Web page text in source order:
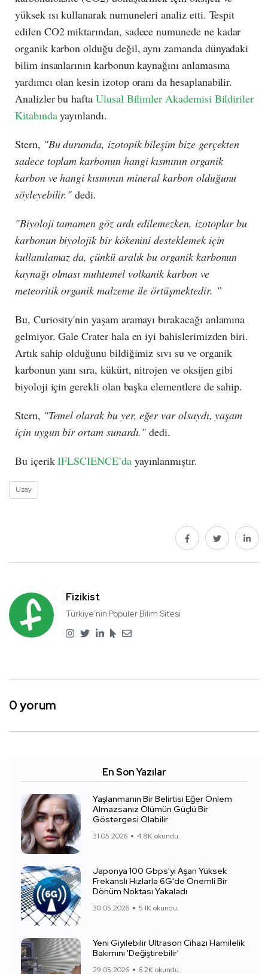
yüksek ısı kullanarak numuneleri analiz etti. Tespit
edilen CO2miktarından, sadece numunede ne kadar
organik karbon olduğu değil, aynı zamanda dünyadaki
bilim insanlarının karbonun kaynağını anlamasına
yardımcı olan kesin izotop oranı da hesaplanabilir.
Analizler bu hafta Ulusal Bilimler Akademisi Bildiriler
Kitabındayayınlandı.
Stern, "Bu durumda, izotopik bileşim bize gerçekten
sadece toplam karbonun hangi kısmının organik
karbon ve hangi kısmının mineral karbon olduğunu
söyleyebilir."dedi.
"Biyoloji tamamen göz ardı edilemezken, izotoplar bu
karbonun biyolojik bir kökenini desteklemek için
kullanılamaz da, çünkü aralık bu organik karbonun
kaynağı olması muhtemel volkanik karbon ve
meteoritik organik malzeme ile örtüşmektedir. ”
Bu, Curiosity'nin yaşam aramayı bırakacağı anlamına
gelmiyor. Gale Crater hala en iyi bahislerimizden biri.
Artık sahip olduğunu bildiğimiz sıvı su ve organik
karbonun yanı sıra, kükürt, nitrojen ve oksijen gibi
biyoloji için gerekli olan başka elementlere de sahip.
Stern, "Temel olarak bu yer, eğer var olsaydı, yaşam
için uygun bir ortam sunardı." dedi.
Bu içerikIFLSCIENCE’dayayınlanmıştır.
Uzay
Fizikist
Türkiye'nin Popüler Bilim Sitesi
0 yorum
En Son Yazılar
Yaşlanmanın Bir Belirtisi Eğer Önlem
Almazsanız Ölümün Güçlü Bir
Göstergesi Olabilir
31.05.2026 4.8K okundu.
Japonya 100 Gbps'yi Aşan Yüksek
Frekanslı Hızlarla 6G'de Önemli Bir
Dönüm Noktası Yakaladı
30.05.2026 5.1K okundu.
Yeni Giyilebilir Ultrason Cihazı Hamilelik
Bakımını 'Değiştirebilir'
29.05.2026 6.2K okundu.